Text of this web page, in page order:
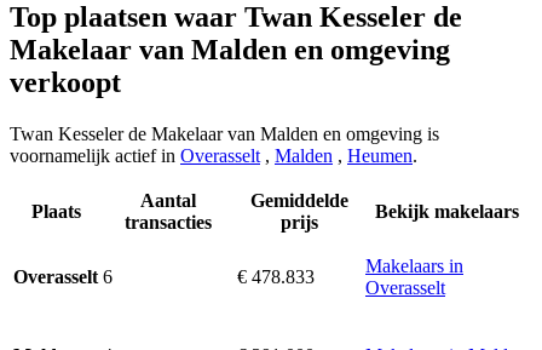
Top plaatsen waar Twan Kesseler de
Makelaar van Malden en omgeving
verkoopt
Twan Kesseler de Makelaar van Malden en omgeving is
voornamelijk actief in Overasselt , Malden , Heumen.
Plaats
Aantal
transacties
Gemiddelde
prijs
Bekijk makelaars
Overasselt 6 € 478.833
Makelaars in
Overasselt